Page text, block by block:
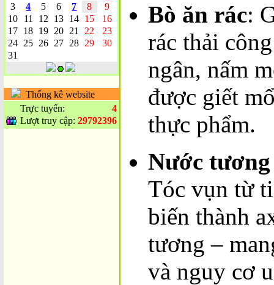
3
4 5 6 7 8
9
10
11 12 13 14 15
16
17 18 19 20 21 22
23
24 25 26 27 28 29
30
31
Thống kê website
Trực tuyến:
4
Lượt truy cập: 29792396
Bò ăn rác:
rác thải
ngân, nấm
được giết
thực phẩm.
Nước
Tóc vụn từ
biến thành
tương –
và nguy cơ